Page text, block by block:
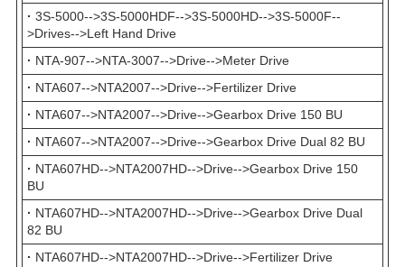
· 3S-5000-->3S-5000HDF-->3S-5000HD-->3S-5000F--
>Drives-->Left Hand Drive
· NTA-907-->NTA-3007-->Drive-->Meter Drive
· NTA607-->NTA2007-->Drive-->Fertilizer Drive
· NTA607-->NTA2007-->Drive-->Gearbox Drive 150 BU
· NTA607-->NTA2007-->Drive-->Gearbox Drive Dual 82 BU
· NTA607HD-->NTA2007HD-->Drive-->Gearbox Drive 150
BU
· NTA607HD-->NTA2007HD-->Drive-->Gearbox Drive Dual
82 BU
· NTA607HD-->NTA2007HD-->Drive-->Fertilizer Drive